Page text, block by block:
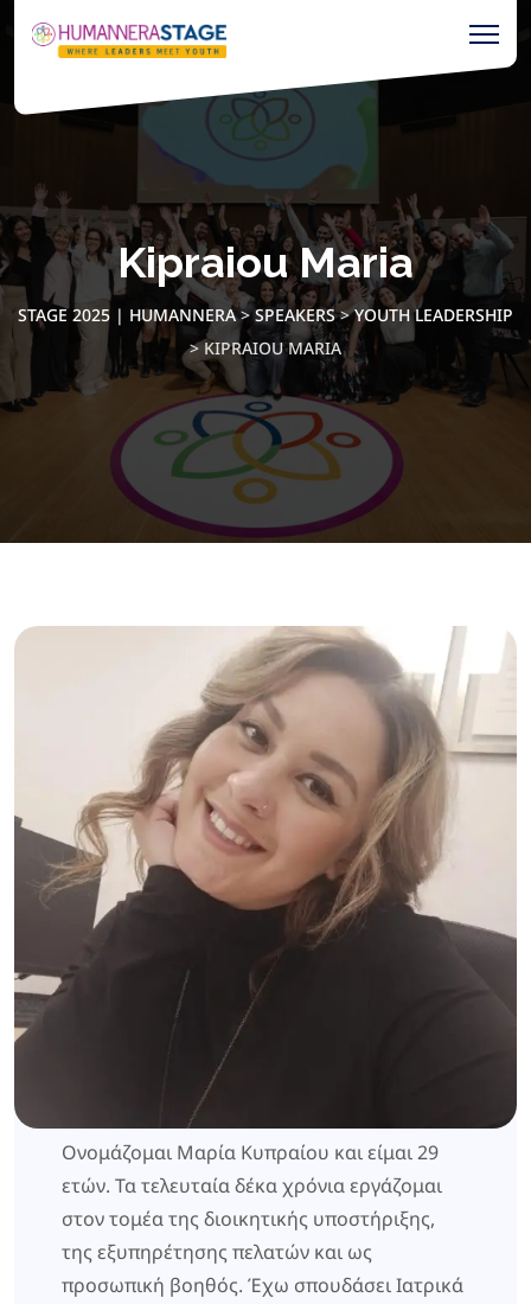
Kipraiou Maria
STAGE 2025 | HUMANNERA>SPEAKERS>YOUTH LEADERSHIP
>KIPRAIOU MARIA
Ονομάζομαι Μαρία Κυπραίου και είμαι 29
ετών. Τα τελευταία δέκα χρόνια εργάζομαι
στον τομέα της διοικητικής υποστήριξης,
της εξυπηρέτησης πελατών και ως
προσωπική βοηθός. Έχω σπουδάσει Ιατρικά